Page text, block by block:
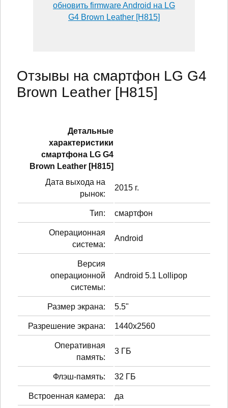
обновить firmware Android на LG
G4 Brown Leather [H815]
Отзывы на смартфон LG G4
Brown Leather [H815]
Детальные
характеристики
смартфонa LG G4
Brown Leather [H815]
Дата выхода на
рынок:
2015 г.
Тип: смартфон
Операционная
система:
Android
Версия
операционной
системы:
Android 5.1 Lollipop
Размер экрана: 5.5"
Разрешение экрана: 1440x2560
Оперативная
память:
3 ГБ
Флэш-память: 32 ГБ
Встроенная камера: да